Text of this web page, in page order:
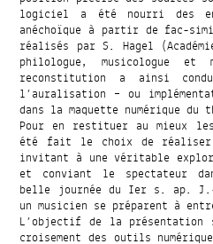
logiciel a été nourri des
anéchoïque à partir de fac-
réalisés par S. Hagel
philologue, musicologue
reconstitution a ainsi
l’auralisation – ou
dans la maquette numérique du
Pour en restituer au mieux
été fait le choix de réaliser
invitant à une véritable
et conviant le spectateur
belle journée du Ier s. ap.
un musicien se préparent à
L’objectif de la présentation
croisement des outils